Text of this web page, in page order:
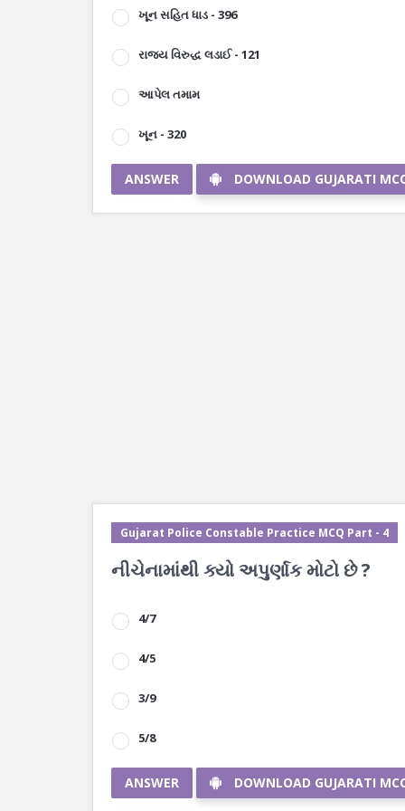
ખૂન સહિત ધાડ - 396
રાજ્ય વિરુદ્ધ લડાઈ - 121
આપેલ તમામ
ખૂન - 320
ANSWER DOWNLOAD GUJARATI
Gujarat Police Constable Practice MCQ Part - 4
નીચેનામાંથી ક્યો અપુર્ણાક મોટો છે ?
4/7
4/5
3/9
5/8
ANSWER DOWNLOAD GUJARATI